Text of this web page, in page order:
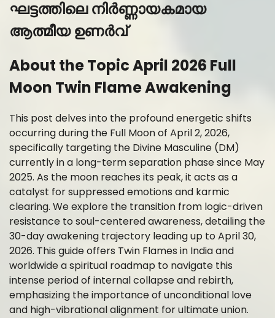
ഘട്ടത്തിലെ നിർണ്ണായകമായ
ആത്മീയ ഉണർവ്
About the Topic April 2026 Full
Moon Twin Flame Awakening
This post delves into the profound energetic shifts
occurring during the Full Moon of April 2, 2026,
specifically targeting the Divine Masculine (DM)
currently in a long-term separation phase since May
2025. As the moon reaches its peak, it acts as a
catalyst for suppressed emotions and karmic
clearing. We explore the transition from logic-driven
resistance to soul-centered awareness, detailing the
30-day awakening trajectory leading up to April 30,
2026. This guide offers Twin Flames in India and
worldwide a spiritual roadmap to navigate this
intense period of internal collapse and rebirth,
emphasizing the importance of unconditional love
and high-vibrational alignment for ultimate union.